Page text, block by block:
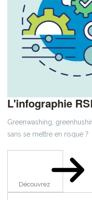
L'infographie
Greenwashing,
sans se mettre en risque ?
Découvrez